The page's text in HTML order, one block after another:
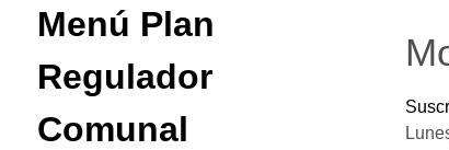
Menú Plan
Regulador
Comunal